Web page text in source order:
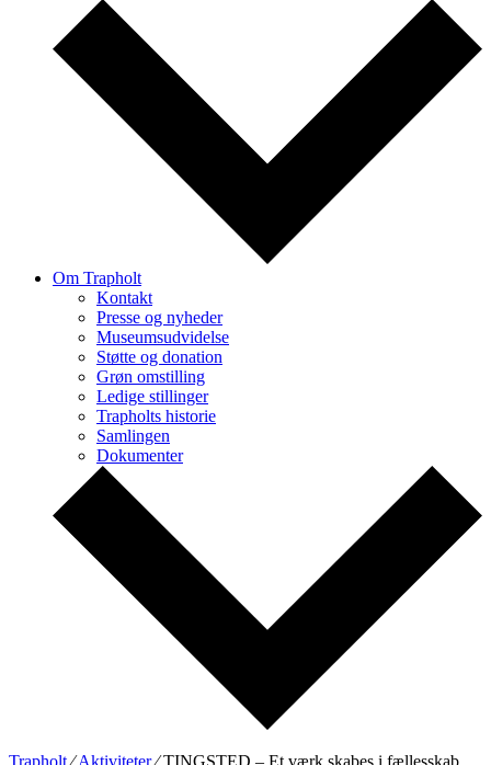
Om Trapholt
Kontakt
Presse og nyheder
Museumsudvidelse
Støtte og donation
Grøn omstilling
Ledige stillinger
Trapholts historie
Samlingen
Dokumenter